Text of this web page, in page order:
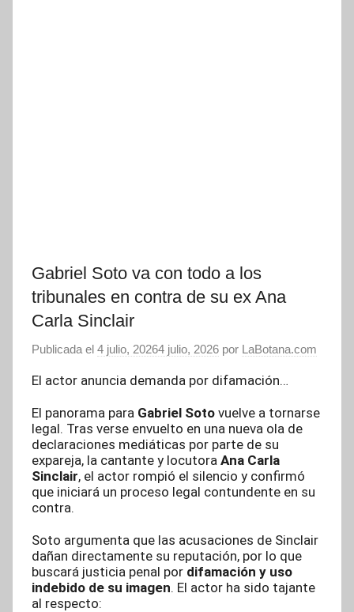
Gabriel Soto va con todo a los
tribunales en contra de su ex Ana
Carla Sinclair
Publicada el 4 julio, 20264 julio, 2026 por LaBotana.com
El actor anuncia demanda por difamación…
El panorama para Gabriel Soto vuelve a tornarse
legal. Tras verse envuelto en una nueva ola de
declaraciones mediáticas por parte de su
expareja, la cantante y locutora Ana Carla
Sinclair, el actor rompió el silencio y confirmó
que iniciará un proceso legal contundente en su
contra.
Soto argumenta que las acusaciones de Sinclair
dañan directamente su reputación, por lo que
buscará justicia penal por difamación y uso
indebido de su imagen. El actor ha sido tajante
al respecto: